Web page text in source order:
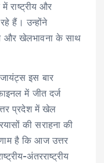
राष्ट्रीय और
हैं। उन्होंने
और खेलभावना के साथ
इस बार
में जीत दर्ज
प्रदेश में खेल
की सराहना की
है कि आज उत्तर
अंतरराष्ट्रीय